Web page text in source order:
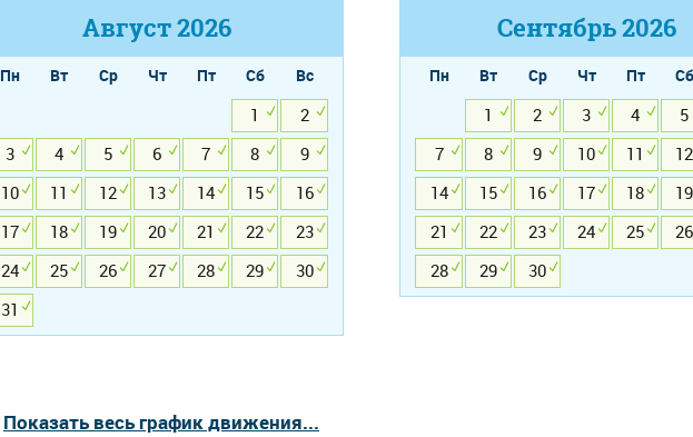
Август2026
Пн Вт Ср Чт Пт Сб
Вс
1
2
3
4 5 6 7 8
9
10
11 12 13 14 15
16
17
18 19 20 21 22
23
24
25 26 27 28 29
30
31
Сентябрь2026
Пн Вт Ср Чт Пт
Сб
1
2 3 4
5
7
8 9 10 11
12
14
15 16 17 18
19
21
22 23 24 25
26
28
29 30
Показать весь график движения...